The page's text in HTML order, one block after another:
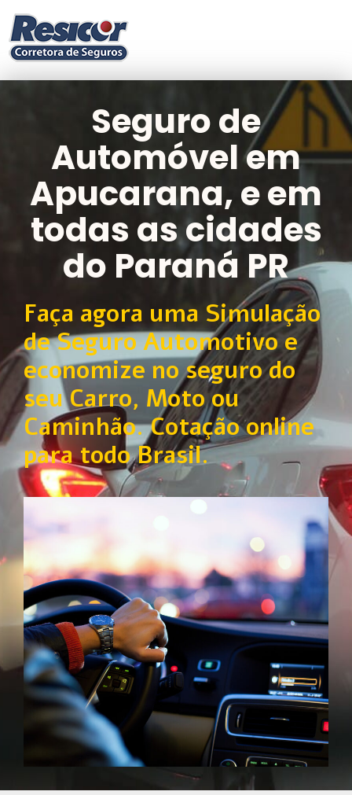
Seguro de
Automóvel em
Apucarana, e em
todas as cidades
do Paraná PR
Faça agora uma Simulação
de Seguro Automotivo e
economize no seguro do
seu Carro, Moto ou
Caminhão. Cotação online
para todo Brasil.